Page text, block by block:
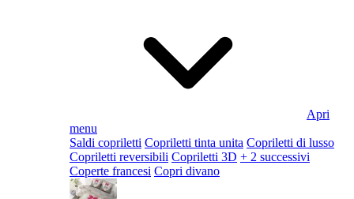
Apri
menu
Saldi copriletti Copriletti tinta unita Copriletti di lusso
Copriletti reversibili Copriletti 3D + 2 successivi
Coperte francesi Copri divano